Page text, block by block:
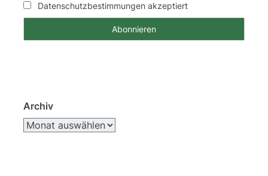
Datenschutzbestimmungen akzeptiert
Archiv